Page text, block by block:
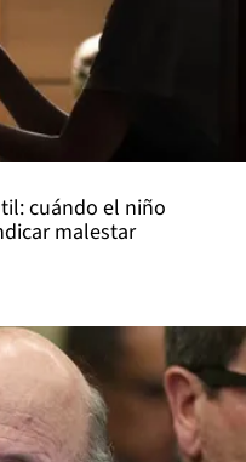
cuándo el niño
malestar